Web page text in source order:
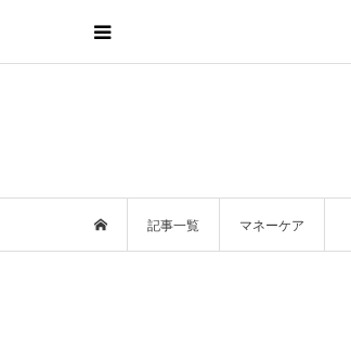
記事一覧 マネーケア